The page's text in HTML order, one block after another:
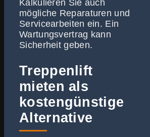
Kalkulieren Sie auch
mögliche Reparaturen und
Servicearbeiten ein. Ein
Wartungsvertrag kann
Sicherheit geben.
Treppenlift
mieten als
kostengünstige
Alternative